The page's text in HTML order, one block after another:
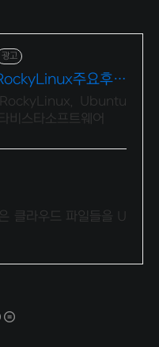
광고
주요후원
Ubuntu
비스타소프트웨어
클라우드 파일들을 U